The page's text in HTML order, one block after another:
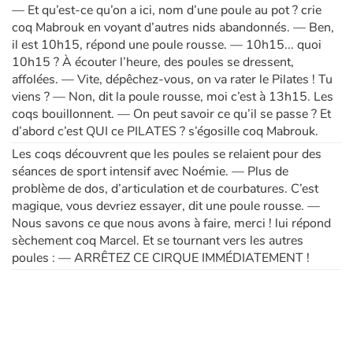
— Et qu’est-ce qu’on a ici, nom d’une poule au pot ? crie
coq Mabrouk en voyant d’autres nids abandonnés. — Ben,
il est 10h15, répond une poule rousse. — 10h15... quoi
10h15 ? À écouter l’heure, des poules se dressent,
affolées. — Vite, dépêchez-vous, on va rater le Pilates ! Tu
viens ? — Non, dit la poule rousse, moi c’est à 13h15. Les
coqs bouillonnent. — On peut savoir ce qu’il se passe ? Et
d’abord c’est QUI ce PILATES ? s’égosille coq Mabrouk.
Les coqs découvrent que les poules se relaient pour des
séances de sport intensif avec Noémie. — Plus de
problème de dos, d’articulation et de courbatures. C’est
magique, vous devriez essayer, dit une poule rousse. —
Nous savons ce que nous avons à faire, merci ! lui répond
sèchement coq Marcel. Et se tournant vers les autres
poules : — ARRÊTEZ CE CIRQUE IMMÉDIATEMENT !